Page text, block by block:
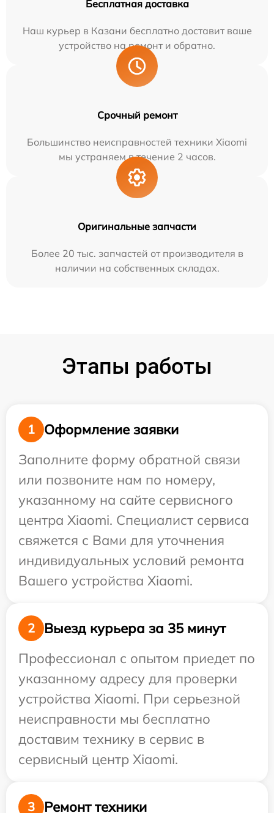
Бесплатная доставка
Наш курьер в Казани бесплатно доставит ваше
устройство на ремонт и обратно.
Срочный ремонт
Большинство неисправностей техники Xiaomi
мы устраняем в течение 2 часов.
Оригинальные запчасти
Более 20 тыс. запчастей от производителя в
наличии на собственных складах.
Этапы работы
1
Оформление заявки
Заполните форму обратной связи
или позвоните нам по номеру,
указанному на сайте сервисного
центра Xiaomi. Специалист сервиса
свяжется с Вами для уточнения
индивидуальных условий ремонта
Вашего устройства Xiaomi.
2
Выезд курьера за 35 минут
Профессионал с опытом приедет по
указанному адресу для проверки
устройства Xiaomi. При серьезной
неисправности мы бесплатно
доставим технику в сервис в
сервисный центр Xiaomi.
3 Ремонт техники